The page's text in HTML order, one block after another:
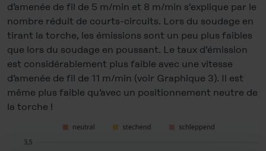
d’amenée de fil de 5 m/min et 8 m/min s’explique par le
nombre réduit de courts-circuits. Lors du soudage en
tirant la torche, les émissions sont un peu plus faibles
que lors du soudage en poussant. Le taux d’émission
est considérablement plus faible avec une vitesse
d’amenée de fil de 11 m/min (voir Graphique 3). Il est
même plus faible qu’avec un positionnement neutre de
la torche !